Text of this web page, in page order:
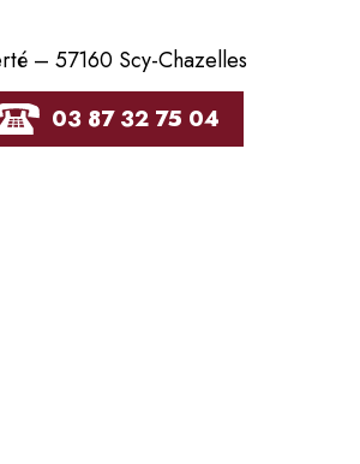
– 57160 Scy-Chazelles
03 87 32 75 04